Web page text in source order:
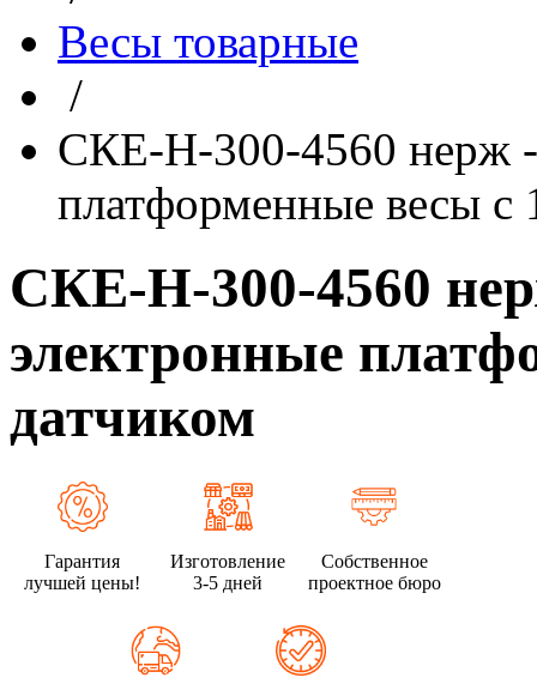
Весы товарные
/
СКЕ-Н-300-4560 нерж
платформенные весы с
СКЕ-Н-300-4560
электронные
датчиком
Гарантия
лучшей цены!
Изготовление
3-5 дней
Собственное
проектное бюро